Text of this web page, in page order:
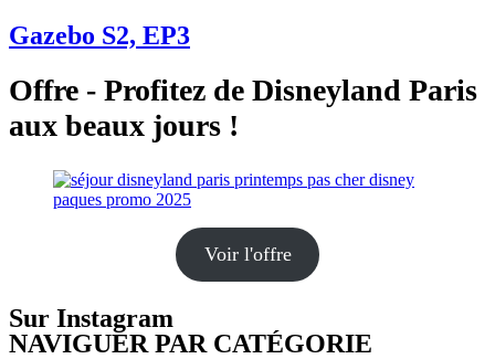
Gazebo S2, EP3
Offre - Profitez de Disneyland Paris
aux beaux jours !
Voir l'offre
Sur Instagram
NAVIGUER PAR CATÉGORIE